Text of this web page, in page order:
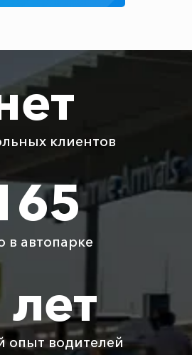
9705 ₽
2350 ₽ 4700 ₽
4000 ₽
1200 ₽ 1800 ₽
2190 ₽ 4380 ₽ 6570 ₽ 8760 ₽
клиентов
в автопарке
опыт водителей